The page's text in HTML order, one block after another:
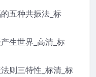
五种共振法_标
生世界_高清_标
则三特性_标清_标